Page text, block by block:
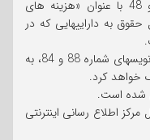
توضیحی همراه با استاندارد شماره 47 و 48 با عنوان «هزینه های
حقوق به داراییهایی که در
بازخوردهای ارسال شده به هر دوی پیش نویسهای شماره 88 و 84، به
خواهد کرد.
اطلاع رسانی اینترنتی